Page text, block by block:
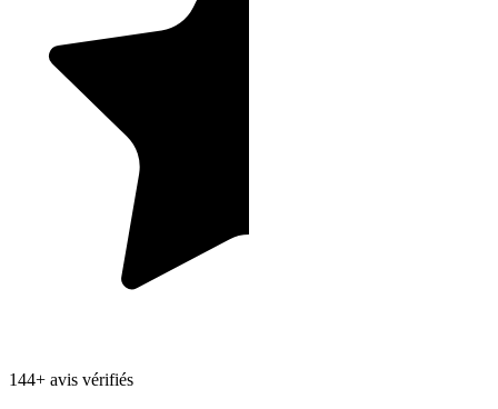
144+ avis vérifiés